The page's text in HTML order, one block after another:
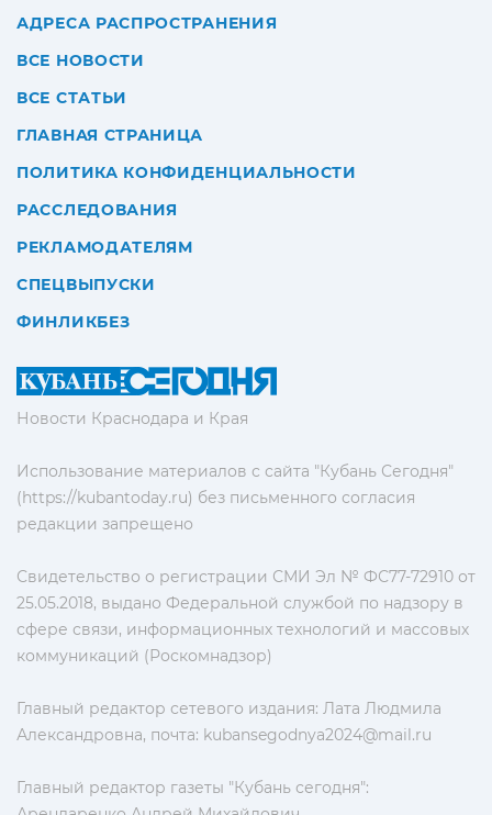
Новости Краснодара и Края
Использование материалов с сайта "Кубань Сегодня"
(https://kubantoday.ru) без письменного согласия
редакции запрещено
Свидетельство о регистрации СМИ Эл № ФС77-72910 от
25.05.2018, выдано Федеральной службой по надзору в
сфере связи, информационных технологий и массовых
коммуникаций (Роскомнадзор)
Главный редактор сетевого издания: Лата Людмила
Александровна, почта: kubansegodnya2024@mail.ru
Главный редактор газеты "Кубань сегодня":
АДРЕСА РАСПРОСТРАНЕНИЯ
ВСЕ НОВОСТИ
ВСЕ СТАТЬИ
ГЛАВНАЯ СТРАНИЦА
ПОЛИТИКА КОНФИДЕНЦИАЛЬНОСТИ
РАССЛЕДОВАНИЯ
РЕКЛАМОДАТЕЛЯМ
СПЕЦВЫПУСКИ
ФИНЛИКБЕЗ